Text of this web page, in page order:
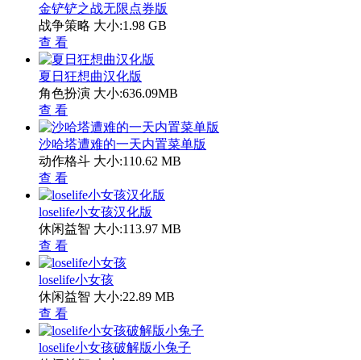
金铲铲之战无限点券版
战争策略 大小:1.98 GB
查 看
夏日狂想曲汉化版
角色扮演 大小:636.09MB
查 看
沙哈塔遭难的一天内置菜单版
动作格斗 大小:110.62 MB
查 看
loselife小女孩汉化版
休闲益智 大小:113.97 MB
查 看
loselife小女孩
休闲益智 大小:22.89 MB
查 看
loselife小女孩破解版小兔子